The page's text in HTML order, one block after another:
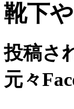
靴下
投稿さ
元々